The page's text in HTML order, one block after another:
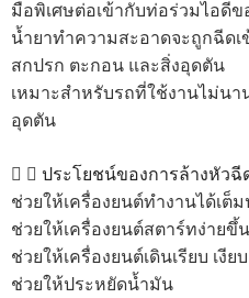
มือพิเศษต่อเข้ากับท่อร่วมไอดีข
น้ำยาทำความสะอาดจะถูกฉีด
สกปรก ตะกอน และสิ่งอุดตัน
เหมาะสำหรับรถที่ใช้งานไม่น
อุดตัน
ประโยชน์ของการล้างหัวฉี
ช่วยให้เครื่องยนต์ทำงานได้เต็
ช่วยให้เครื่องยนต์สตาร์ทง่ายขึ้น
ช่วยให้เครื่องยนต์เดินเรียบ เงีย
ช่วยให้ประหยัดน้ำมัน